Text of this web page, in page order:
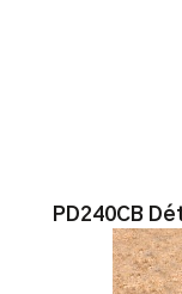
PD240CB